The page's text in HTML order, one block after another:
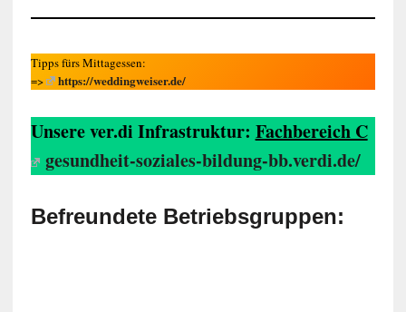
Tipps fürs Mittagessen:
=>
https://weddingweiser.de/
Unsere ver.di Infrastruktur: Fachbereich C
gesundheit-soziales-bildung-bb.verdi.de/
Befreundete Betriebsgruppen: